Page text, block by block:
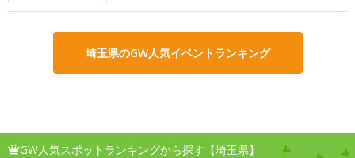
埼玉県のGW人気イベントランキング
GW人気スポットランキングから探す【埼玉県】